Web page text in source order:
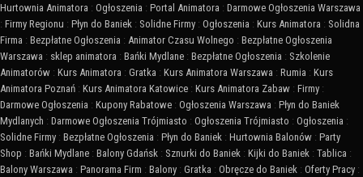
Hurtownia Animatora : Ogłoszenia : Portal Animatora : Darmowe Ogłoszenia Warszawa
: Firmy Regionu : Płyn do Baniek : Solidne Firmy : Ogłoszenia : Kurs Animatora : Solidna
Firma : Bezpłatne Ogłoszenia : Animator Czasu Wolnego : Bezpłatne Ogłoszenia
Warszawa : sklep animatora : Bańki Mydlane : Bezpłatne Ogłoszenia : Szkolenie
Animatorów : Kurs Animatora : Gratka : Kurs Animatora Warszawa : Rumia : Kurs
Animatora Poznań : Kurs Animatora Katowice : Kurs Animatora Zabaw : Firmy :
Darmowe Ogłoszenia : Kupony Rabatowe : Ogłoszenia Warszawa : Płyn do Baniek
Mydlanych : Darmowe Ogłoszenia Trójmiasto : Ogłoszenia Trójmiasto : Ogłoszenia :
Solidne Firmy : Bezpłatne Ogłoszenia : Płyn do Baniek : Hurtownia Balonów : Party
Shop : Bańki Mydlane : Balony Gdańsk : Sznurki do Baniek : Kijki do Baniek : Tablica :
Balony Warszawa : Panorama Firm : Balony : Gratka : Obręcze do Baniek : Oferty Pracy :